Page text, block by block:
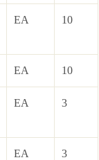
EA 10
EA 10
EA 3
EA 3